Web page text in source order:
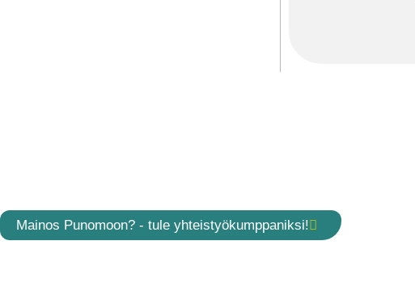
Mainos Punomoon? - tule yhteistyökumppaniksi!